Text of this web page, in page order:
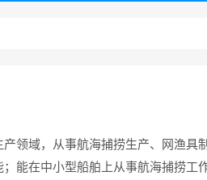
领域，从事航海捕捞生产、网渔具
能在中小型船舶上从事航海捕捞工